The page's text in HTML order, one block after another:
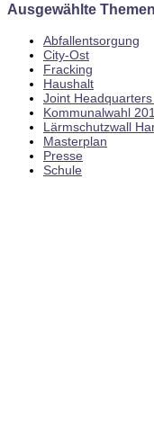
Ausgewählte Themen
Abfallentsorgung
City-Ost
Fracking
Haushalt
Joint
Kommunalwahl
Lärmschutzwall
Masterplan
Presse
Schule